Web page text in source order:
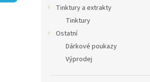
Tinktury a extrakty
Tinktury
Ostatní
Dárkové poukazy
Výprodej